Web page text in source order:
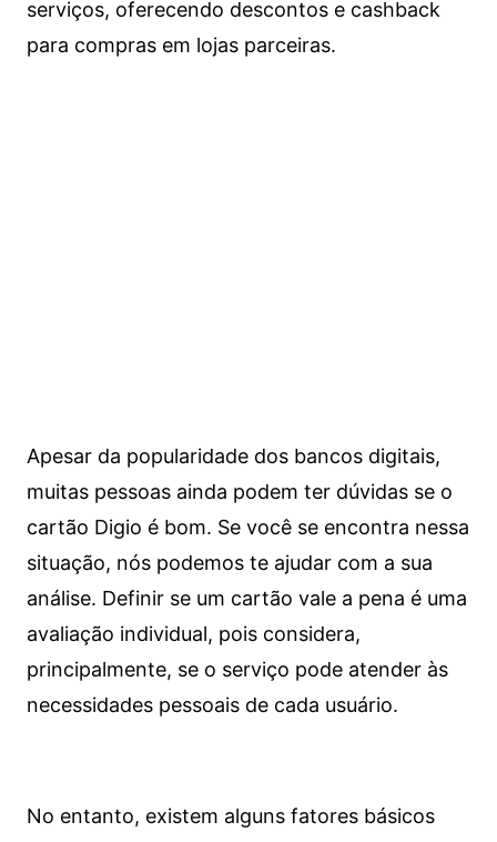
serviços, oferecendo descontos e cashback
para compras em lojas parceiras.
Apesar da popularidade dos bancos digitais,
muitas pessoas ainda podem ter dúvidas se o
cartão Digio é bom. Se você se encontra nessa
situação, nós podemos te ajudar com a sua
análise. Definir se um cartão vale a pena é uma
avaliação individual, pois considera,
principalmente, se o serviço pode atender às
necessidades pessoais de cada usuário.
No entanto, existem alguns fatores básicos